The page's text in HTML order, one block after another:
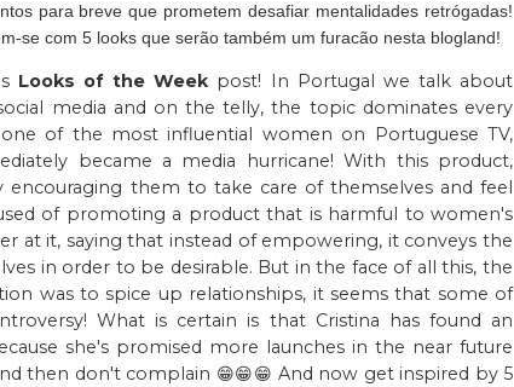
para breve que prometem desafiar mentalidades retrógadas!
se com 5 looks que serão também um furacão nesta blogland!
Looks of the Week post! In Portugal we talk about
media and on the telly, the topic dominates every
of the most influential women on Portuguese TV,
became a media hurricane! With this product,
them to take care of themselves and feel
of promoting a product that is harmful to women's
at it, saying that instead of empowering, it conveys the
in order to be desirable. But in the face of all this, the
was to spice up relationships, it seems that some of
What is certain is that Cristina has found an
she's promised more launches in the near future
then don't complain 😁😁😁 And now get inspired by 5